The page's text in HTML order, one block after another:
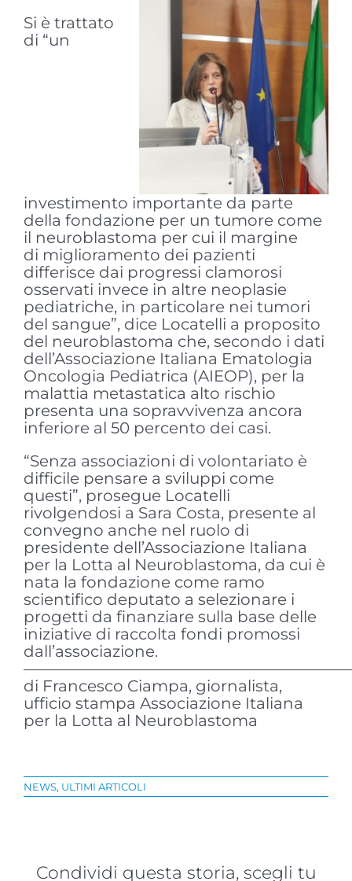
Si è trattato
di “un
investimento importante da parte
della fondazione per un tumore come
il neuroblastoma per cui il margine
di miglioramento dei pazienti
differisce dai progressi clamorosi
osservati invece in altre neoplasie
pediatriche, in particolare nei tumori
del sangue”, dice Locatelli a proposito
del neuroblastoma che, secondo i dati
dell’Associazione Italiana Ematologia
Oncologia Pediatrica (AIEOP), per la
malattia metastatica alto rischio
presenta una sopravvivenza ancora
inferiore al 50 percento dei casi.
“Senza associazioni di volontariato è
difficile pensare a sviluppi come
questi”, prosegue Locatelli
rivolgendosi a Sara Costa, presente al
convegno anche nel ruolo di
presidente dell’Associazione Italiana
per la Lotta al Neuroblastoma, da cui è
nata la fondazione come ramo
scientifico deputato a selezionare i
progetti da finanziare sulla base delle
iniziative di raccolta fondi promossi
dall’associazione.
di Francesco Ciampa, giornalista,
ufficio stampa Associazione Italiana
per la Lotta al Neuroblastoma
NEWS, ULTIMI ARTICOLI
Condividi questa storia, scegli tu